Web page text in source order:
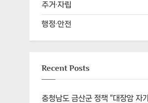
주거·자립
행정·안전
Recent Posts
충청남도 금산군 정책 “대장암 자